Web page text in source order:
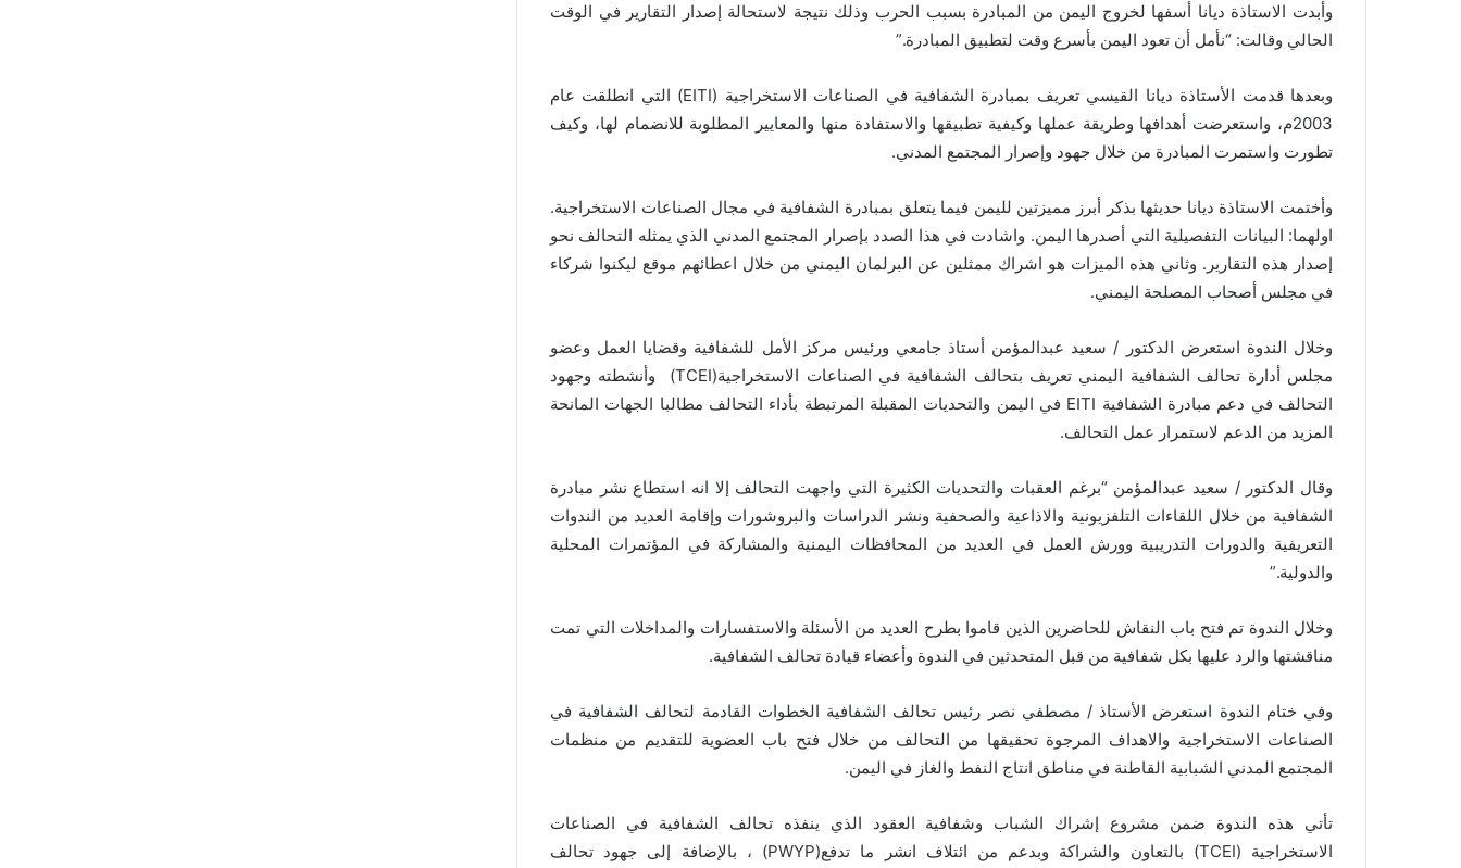
وأبدت الاستاذة ديانا أسفها لخروج اليمن من المبادرة بسبب الحرب وذلك نتيجة لاستحالة إصدار التقارير في الوقت
الحالي وقالت: “نأمل أن تعود اليمن بأسرع وقت لتطبيق المبادرة”.
وبعدها قدمت الأستاذة ديانا القيسي تعريف بمبادرة الشفافية في الصناعات الاستخراجية (EITI) التي انطلقت عام
2003م، واستعرضت أهدافها وطريقة عملها وكيفية تطبيقها والاستفادة منها والمعايير المطلوبة للانضمام لها، وكيف
تطورت واستمرت المبادرة من خلال جهود وإصرار المجتمع المدني.
وأختمت الاستاذة ديانا حديثها بذكر أبرز مميزتين لليمن فيما يتعلق بمبادرة الشفافية في مجال الصناعات الاستخراجية.
اولهما: البيانات التفصيلية التي أصدرها اليمن. واشادت في هذا الصدد بإصرار المجتمع المدني الذي يمثله التحالف نحو
إصدار هذه التقارير. وثاني هذه الميزات هو اشراك ممثلين عن البرلمان اليمني من خلال اعطائهم موقع ليكنوا شركاء
في مجلس أصحاب المصلحة اليمني.
وخلال الندوة استعرض الدكتور / سعيد عبدالمؤمن أستاذ جامعي ورئيس مركز الأمل للشفافية وقضايا العمل وعضو
مجلس أدارة تحالف الشفافية اليمني تعريف بتحالف الشفافية في الصناعات الاستخراجية(TCEI) وأنشطته وجهود
التحالف في دعم مبادرة الشفافية EITI في اليمن والتحديات المقبلة المرتبطة بأداء التحالف مطالبا الجهات المانحة
المزيد من الدعم لاستمرار عمل التحالف.
وقال الدكتور / سعيد عبدالمؤمن “برغم العقبات والتحديات الكثيرة التي واجهت التحالف إلا انه استطاع نشر مبادرة
الشفافية من خلال اللقاءات التلفزيونية والاذاعية والصحفية ونشر الدراسات والبروشورات وإقامة العديد من الندوات
التعريفية والدورات التدريبية وورش العمل في العديد من المحافظات اليمنية والمشاركة في المؤتمرات المحلية
والدولية”.
وخلال الندوة تم فتح باب النقاش للحاضرين الذين قاموا بطرح العديد من الأسئلة والاستفسارات والمداخلات التي تمت
مناقشتها والرد عليها بكل شفافية من قبل المتحدثين في الندوة وأعضاء قيادة تحالف الشفافية.
وفي ختام الندوة استعرض الأستاذ / مصطفي نصر رئيس تحالف الشفافية الخطوات القادمة لتحالف الشفافية في
الصناعات الاستخراجية والاهداف المرجوة تحقيقها من التحالف من خلال فتح باب العضوية للتقديم من منظمات
المجتمع المدني الشبابية القاطنة في مناطق انتاج النفط والغاز في اليمن.
تأتي هذه الندوة ضمن مشروع إشراك الشباب وشفافية العقود الذي ينفذه تحالف الشفافية في الصناعات
الاستخراجية (TCEI) بالتعاون والشراكة وبدعم من ائتلاف انشر ما تدفع(PWYP) ، بالإضافة إلى جهود تحالف